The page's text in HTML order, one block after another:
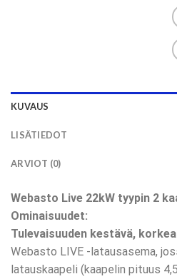
KUVAUS
LISÄTIEDOT
ARVIOT (0)
Webasto Live 22kW tyypin 2
Ominaisuudet:
Tulevaisuuden kestävä,
Webasto LIVE -latausasema,
latauskaapeli (kaapelin pituus